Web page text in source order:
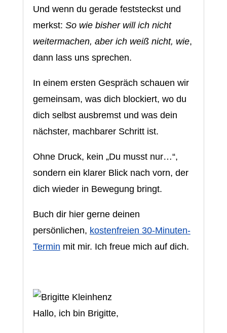
Und wenn du gerade feststeckst und
merkst: So wie bisher will ich nicht
weitermachen, aber ich weiß nicht, wie,
dann lass uns sprechen.
In einem ersten Gespräch schauen wir
gemeinsam, was dich blockiert, wo du
dich selbst ausbremst und was dein
nächster, machbarer Schritt ist.
Ohne Druck, kein „Du musst nur…“,
sondern ein klarer Blick nach vorn, der
dich wieder in Bewegung bringt.
Buch dir hier gerne deinen
persönlichen, kostenfreien 30-Minuten-
Termin mit mir. Ich freue mich auf dich.
Hallo, ich bin Brigitte,